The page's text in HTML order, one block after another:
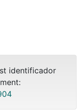
identificador